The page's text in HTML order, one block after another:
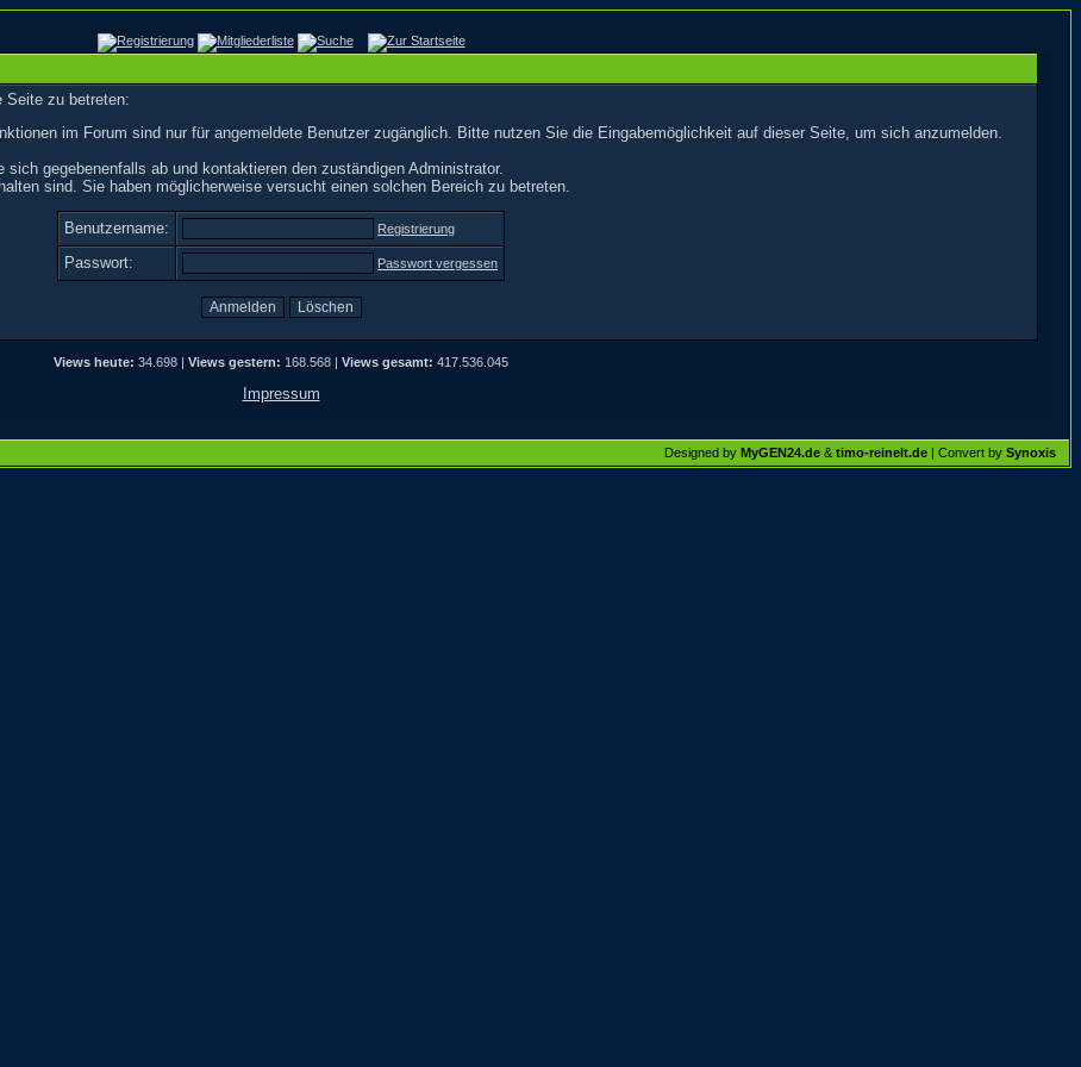
Seite zu betreten:
im Forum sind nur für angemeldete Benutzer zugänglich. Bitte nutzen Sie die Eingabemöglichkeit auf dieser Seite, um sich anzumelden.
gegebenenfalls ab und kontaktieren den zuständigen Administrator.
sind. Sie haben möglicherweise versucht einen solchen Bereich zu betreten.
Benutzername: Registrierung
Passwort: Passwort vergessen
Views heute: 34.698 | Views gestern: 168.568 | Views gesamt: 417.536.045
Impressum
Designed by MyGEN24.de & timo-reinelt.de | Convert by Synoxis